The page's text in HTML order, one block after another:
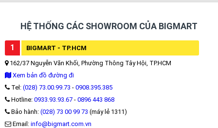
HỆ THỐNG CÁC SHOWROOM CỦA BIGMART
1 BIGMART - TP.HCM
162/37 Nguyễn Văn Khối, Phường Thông Tây Hội, TP.HCM
Xem bản đồ đường đi
Tel: (028) 73.00.99.73 - 0908.395.385
Hotline: 0933.93.93.67 - 0896 443 868
Bảo hành: (028) 73 00 99 73 (máy lẻ 1311)
Email: info@bigmart.com.vn